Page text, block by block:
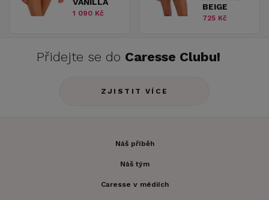
VANILLA
1 090 Kč
BEIGE
725 Kč
Přidejte se do Caresse Clubu!
ZJISTIT VÍCE
Náš příběh
Náš tým
Caresse v médiích